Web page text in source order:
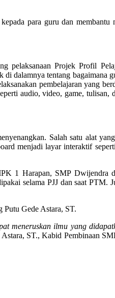
para guru dan membantu
pelaksanaan Projek Profil
dalamnya tentang bagaimana
pembelajaran yang
audio, video, game, tulisan,
Salah satu alat
menjadi layar interaktif
1 Harapan, SMP Dwijendra
selama PJJ dan saat PTM.
Gede Astara, ST.
meneruskan ilmu yang
ST., Kabid Pembinaan